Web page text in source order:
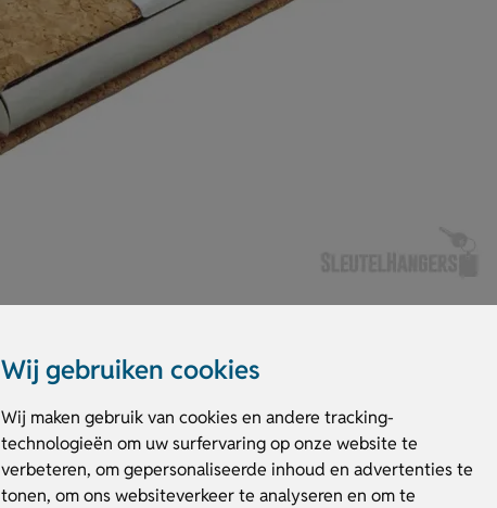
Wij gebruiken cookies
Wij maken gebruik van cookies en andere tracking-
technologieën om uw surfervaring op onze website te
verbeteren, om gepersonaliseerde inhoud en advertenties te
tonen, om ons websiteverkeer te analyseren en om te
Kleuren Druktechnieken